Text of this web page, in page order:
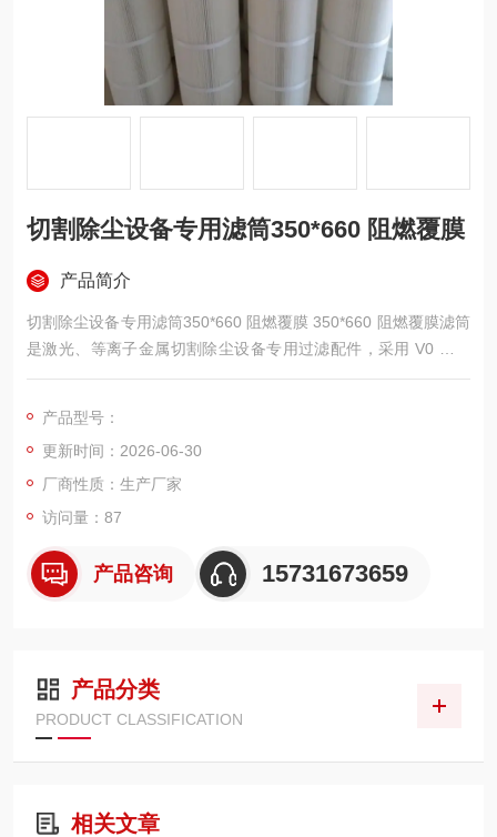
切割除尘设备专用滤筒350*660 阻燃覆膜
产品简介
切割除尘设备专用滤筒350*660 阻燃覆膜 350*660 阻燃覆膜滤筒
是激光、等离子金属切割除尘设备专用过滤配件，采用 V0 级阻
燃聚酯基材复合 PTFE 纳米覆膜，搭配双层加固支撑网与密封端
0mm，可高效拦截高温金属烟尘、超细氧化粉尘，具备离火自
熄、疏水疏油、易清灰、高精度过滤特点，适配碳钢、不锈钢、
铝镁合金各类板材切割工况。
产品型号：
更新时间：2026-06-30
厂商性质：生产厂家
访问量：87
产品咨询 15731673659
产品分类
PRODUCT CLASSIFICATION
相关文章